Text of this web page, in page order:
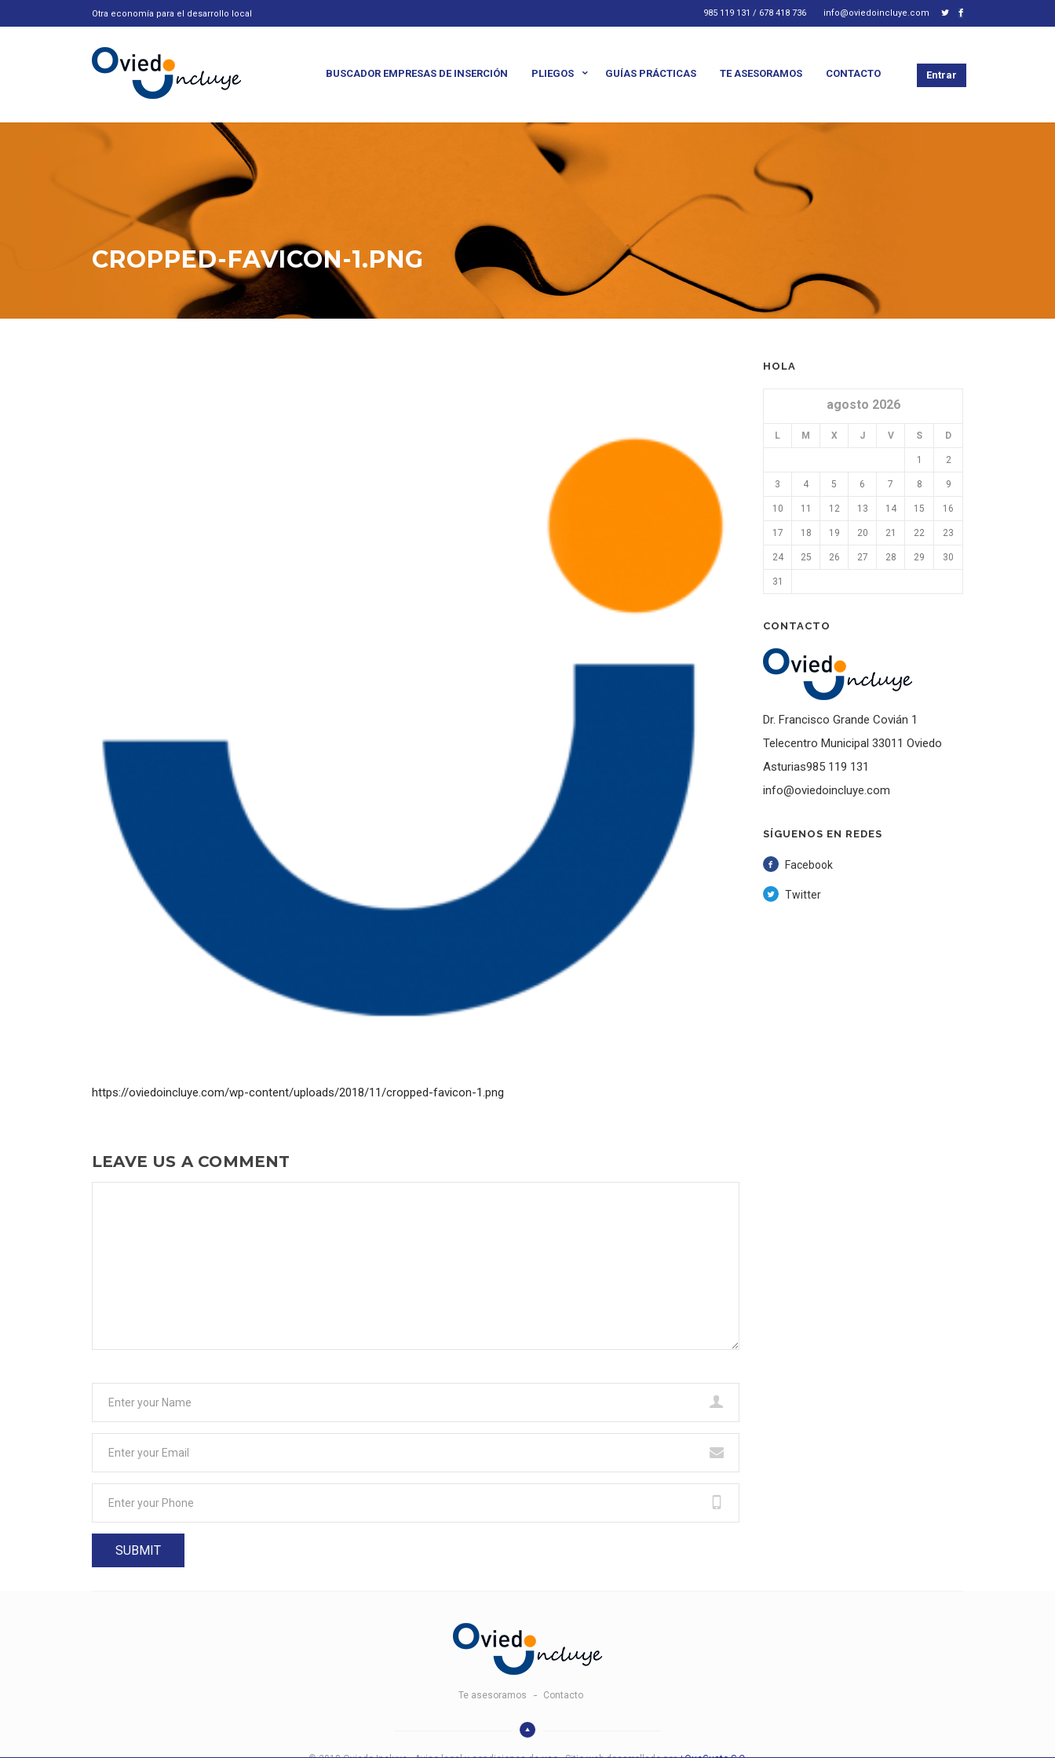
Otra economía para el desarrollo local 985 119 131 / 678 418 736 info@oviedoincluye.com
BUSCADOR EMPRESAS DE INSERCIÓN PLIEGOS GUÍAS PRÁCTICAS TE ASESORAMOS CONTACTO Entrar
CROPPED-FAVICON-1.PNG
https://oviedoincluye.com/wp-content/uploads/2018/11/cropped-favicon-1.png
LEAVE US A COMMENT
HOLA
agosto 2026
L M X J V S D
1 2
3 4 5 6 7 8 9
10 11 12 13 14 15 16
17 18 19 20 21 22 23
24 25 26 27 28 29 30
31
CONTACTO
Dr. Francisco Grande Covián 1
Telecentro Municipal 33011 Oviedo
Asturias985 119 131
info@oviedoincluye.com
SÍGUENOS EN REDES
Facebook
Twitter
Te asesoramos Contacto